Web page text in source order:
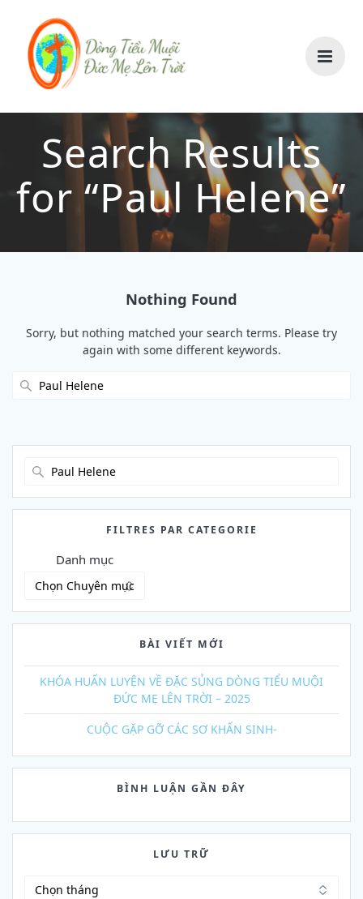
Search Results
for “Paul Helene”
Nothing Found
Sorry, but nothing matched your search terms. Please try
again with some different keywords.
FILTRES PAR CATEGORIE
Danh mục
BÀI VIẾT MỚI
KHÓA HUẤN LUYỆN VỀ ĐẶC SỦNG DÒNG TIỂU MUỘI
ĐỨC MẸ LÊN TRỜI – 2025
CUỘC GẶP GỠ CÁC SƠ KHẤN SINH-
BÌNH LUẬN GẦN ĐÂY
LƯU TRỮ